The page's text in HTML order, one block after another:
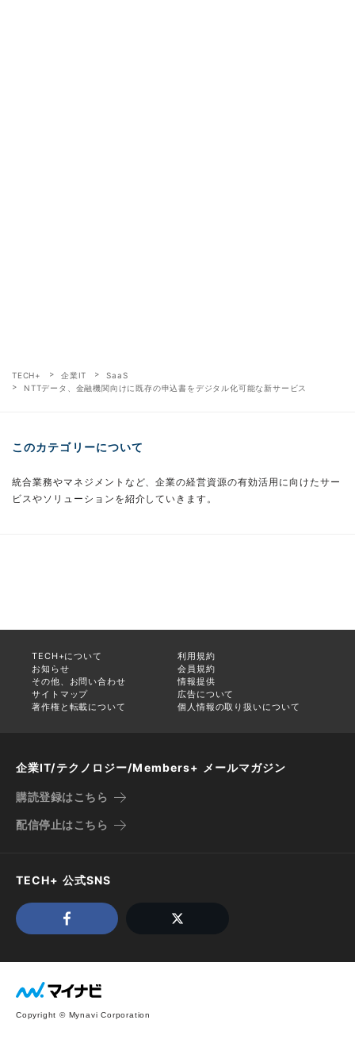
TECH+ 企業IT
SaaS
NTTデータ、金融機関向けに既存の申込書をデジタル化可能な新サービス
このカテゴリーについて
統合業務やマネジメントなど、企業の経営資源の有効活用に向けたサー
ビスやソリューションを紹介していきます。
TECH+について
利用規約
お知らせ
会員規約
その他、お問い合わせ
情報提供
サイトマップ
広告について
著作権と転載について
個人情報の取り扱いについて
企業IT/テクノロジー/Members+ メールマガジン
購読登録はこちら
配信停止はこちら
TECH+ 公式SNS
Copyright © Mynavi Corporation